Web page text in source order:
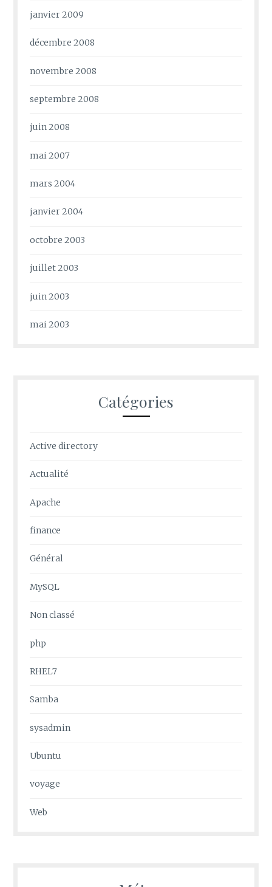
janvier 2009
décembre 2008
novembre 2008
septembre 2008
juin 2008
mai 2007
mars 2004
janvier 2004
octobre 2003
juillet 2003
juin 2003
mai 2003
Catégories
Active directory
Actualité
Apache
finance
Général
MySQL
Non classé
php
RHEL7
Samba
sysadmin
Ubuntu
voyage
Web